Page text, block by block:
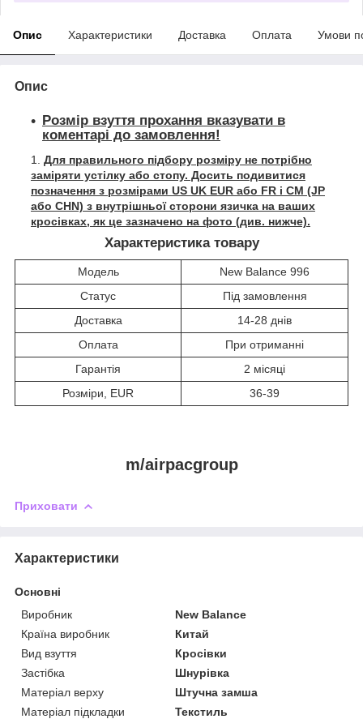
Опис Характеристики Доставка Оплата Умови
Опис
Розмір взуття прохання вказувати в
коментарі до замовлення!
Для правильного підбору розміру не потрібно
заміряти устілку або стопу. Досить подивитися
позначення з розмірами US UK EUR або FR і СМ (JP
або CHN) з внутрішньої сторони язичка на ваших
кросівках, як це зазначено на фото (див. нижче).
Характеристика товару
Модель
New Balance 996
Статус
Під замовлення
Доставка
14-28 днів
Оплата
При отриманні
Гарантія
2 місяці
Розміри, EUR
36-39
m/airpacgroup
Приховати
Характеристики
Основні
Виробник
New Balance
Країна виробник
Китай
Вид взуття
Кросівки
Застібка
Шнурівка
Матеріал верху
Штучна замша
Матеріал підкладки
Текстиль